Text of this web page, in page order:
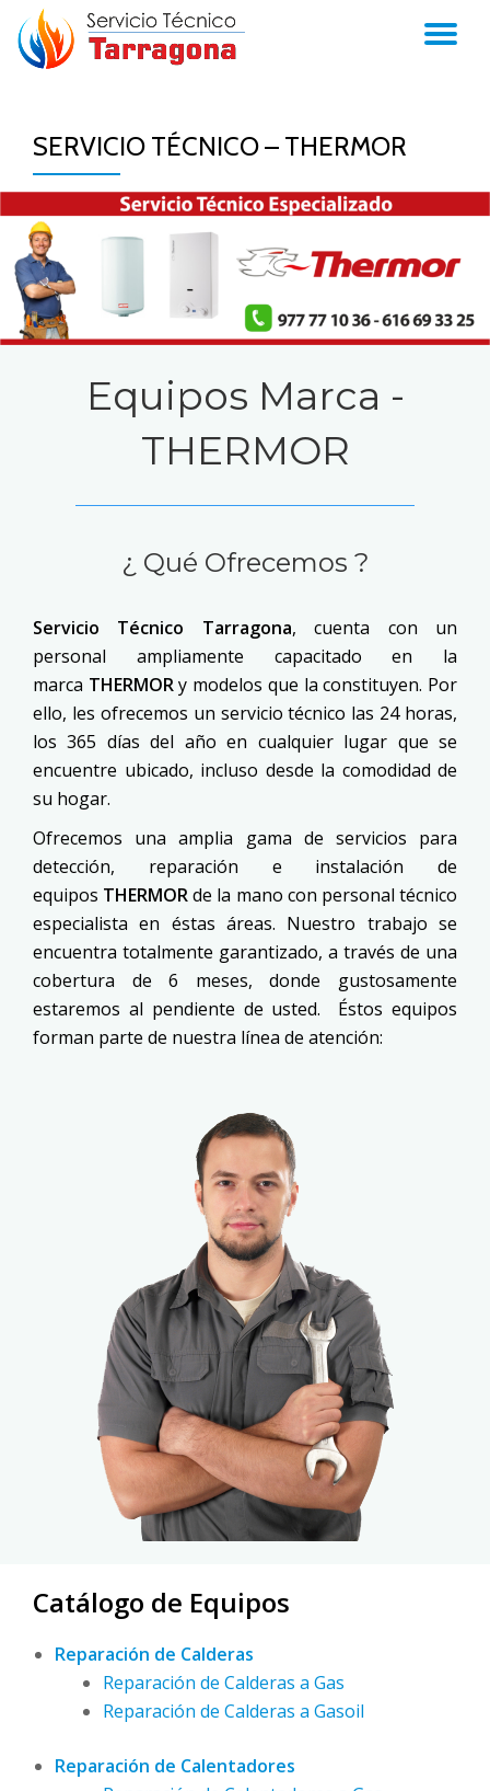
Skip
SERVICIO TÉCNICO – THERMOR
Equipos Marca -
THERMOR
¿ Qué Ofrecemos ?
Servicio Técnico Tarragona, cuenta con un
personal ampliamente capacitado en la
marca THERMORy modelos que la constituyen. Por
ello, les ofrecemos un servicio técnico las 24 horas,
los 365 días del año en cualquier lugar que se
encuentre ubicado, incluso desde la comodidad de
su hogar.
Ofrecemos una amplia gama de servicios para
detección, reparación e instalación de
equipos THERMORde la mano con personal técnico
especialista en éstas áreas. Nuestro trabajo se
encuentra totalmente garantizado, a través de una
cobertura de 6 meses, donde gustosamente
estaremos al pendiente de usted. Éstos equipos
forman parte de nuestra línea de atención:
Catálogo de Equipos
Reparación de Calderas
Reparación de Calderas a Gas
Reparación de Calderas a Gasoil
Reparación de Calentadores